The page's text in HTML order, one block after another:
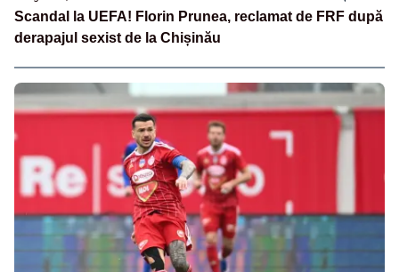
Scandal la UEFA! Florin Prunea, reclamat de FRF după
derapajul sexist de la Chișinău